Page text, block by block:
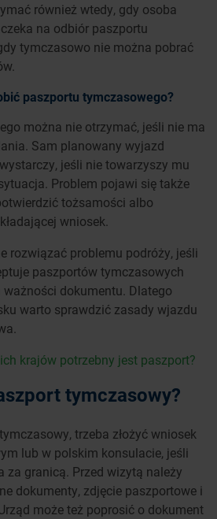
również wtedy, gdy osoba
na odbiór paszportu
tymczasowo nie można pobrać
paszportu tymczasowego?
można nie otrzymać, jeśli nie ma
Sam planowany wyjazd
jeśli nie towarzyszy mu
Problem pojawi się także
tożsamości albo
wniosek.
rozwiązać problemu podróży, jeśli
paszportów tymczasowych
ważności dokumentu. Dlatego
warto sprawdzić zasady wjazdu
krajów potrzebny jest paszport?
tymczasowy?
trzeba złożyć wniosek
lub w polskim konsulacie, jeśli
za granicą. Przed wizytą należy
dokumenty, zdjęcie paszportowe i
może też poprosić o dokument